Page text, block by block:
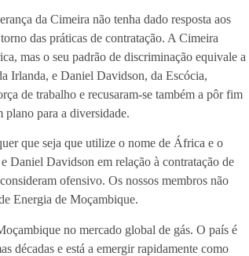
da Cimeira não tenha dado resposta aos
das práticas de contratação. A Cimeira
mas o seu padrão de discriminação equivale a
Irlanda, e Daniel Davidson, da Escócia,
de trabalho e recusaram-se também a pôr fim
plano para a diversidade.
que seja que utilize o nome de África e o
Daniel Davidson em relação à contratação de
ofensivo. Os nossos membros não
Energia de Moçambique.
no mercado global de gás. O país é
décadas e está a emergir rapidamente como